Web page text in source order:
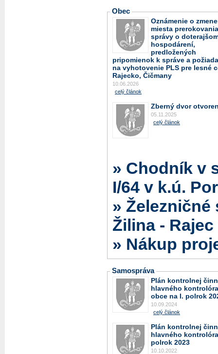
Obec
Oznámenie o zmene
miesta prerokovania
správy o
hospodárení,
predložených
pripomienok k správe a
na vyhotovenie PLS pre lesné
Rajecko, Čičmany
10.06.2026
celý článok
Zberný dvor
05.11.2025
celý článok
» Chodník v
I/64 v k.ú.
» Železničné
Žilina - Rajec
» Nákup
Samospráva
Plán kontrolnej
hlavného kontrolóra
obce na I. polrok
10.09.2024
celý článok
Plán kontrolnej
hlavného
polrok 2023
10.10.2022